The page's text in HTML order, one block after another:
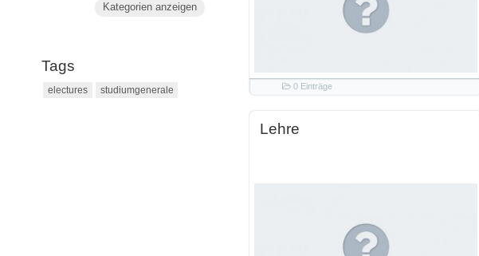
Kategorien anzeigen
Tags
electures studiumgenerale 0 Einträge
Lehre